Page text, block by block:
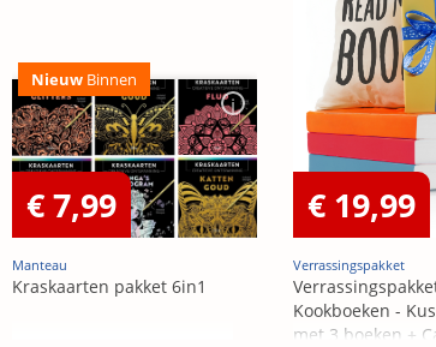
Nieuw Binnen
€ 7,99
Manteau
Kraskaarten pakket 6in1
€ 19,99
Verrassingspakket
Kookboeken -
met 3 boeken +